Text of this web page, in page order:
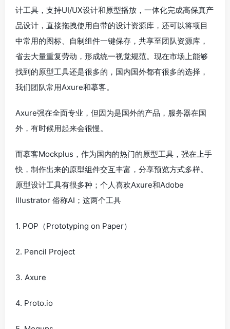
计工具，支持UI/UX设计和原型播放，一体化完成高保真产
品设计，直接拖拽使用自带的设计资源库，还可以将项目
中常用的图标、自制组件一键保存，共享至团队资源库，
省去大量重复劳动，形成统一视觉规范。现在市场上能够
找到的原型工具还是很多的，国内国外都有很多的选择，
我们团队常用Axure和摹客。
Axure强在全面专业，但因为是国外的产品，服务器在国
外，有时候用起来会很慢。
而摹客Mockplus，作为国内的热门的原型工具，强在上手
快，制作出来的原型组件交互丰富，分享预览方式多样。
原型设计工具有很多种；个人喜欢Axure和Adobe
Illustrator 俗称AI；这两个工具
1. POP（Prototyping on Paper）
2. Pencil Project
3. Axure
4. Proto.io